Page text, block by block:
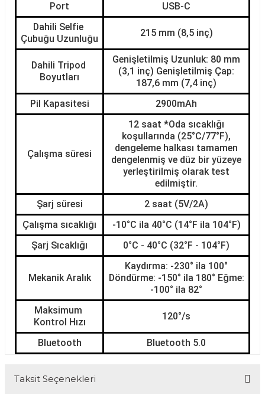
Port
USB-C
Dahili Selfie
Çubuğu Uzunluğu
215 mm (8,5 inç)
Dahili Tripod
Boyutları
Genişletilmiş Uzunluk: 80 mm
(3,1 inç) Genişletilmiş Çap:
187,6 mm (7,4 inç)
Pil Kapasitesi
2900mAh
Çalışma süresi
12 saat *Oda sıcaklığı
koşullarında (25°C/77°F),
dengeleme halkası tamamen
dengelenmiş ve düz bir yüzeye
yerleştirilmiş olarak test
edilmiştir.
Şarj süresi
2 saat (5V/2A)
Çalışma sıcaklığı
-10°C ila 40°C (14°F ila 104°F)
Şarj Sıcaklığı
0°C - 40°C (32°F - 104°F)
Mekanik Aralık
Kaydırma: -230° ila 100°
Döndürme: -150° ila 180° Eğme:
-100° ila 82°
Maksimum
Kontrol Hızı
120°/s
Bluetooth Bluetooth 5.0
Taksit Seçenekleri